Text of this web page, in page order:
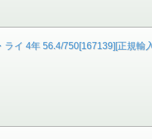
ライ 4年 56.4/750[167139][正規輸